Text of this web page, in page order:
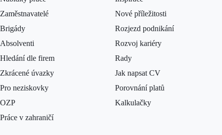
Zaměstnavatelé
Brigády
Absolventi
Hledání dle firem
Zkrácené úvazky
Pro neziskovky
OZP
Práce v zahraničí
Nové příležitosti
Rozjezd podnikání
Rozvoj kariéry
Rady
Jak napsat CV
Porovnání platů
Kalkulačky